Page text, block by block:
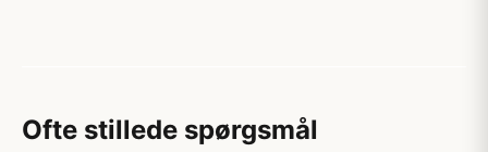
Ofte stillede spørgsmål